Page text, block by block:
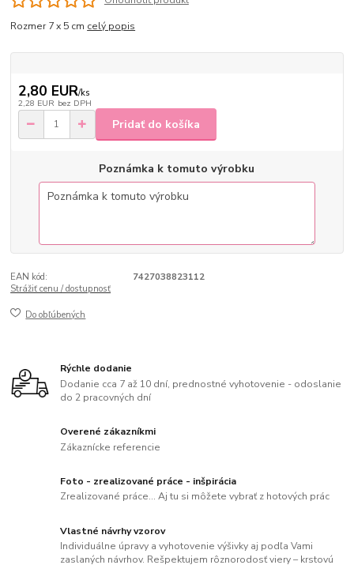
Rozmer 7 x 5 cm celý popis
2,80 EUR/ks
2,28 EUR bez DPH
Pridať do košíka
Poznámka k tomuto výrobku
EAN kód:
7427038823112
Strážiť cenu / dostupnosť
Do obľúbených
Rýchle dodanie
Dodanie cca 7 až 10 dní, prednostné vyhotovenie - odoslanie
do 2 pracovných dní
Overené zákazníkmi
Zákaznícke referencie
Foto - zrealizované práce - inšpirácia
Zrealizované práce... Aj tu si môžete vybrať z hotových prác
Vlastné návrhy vzorov
Individuálne úpravy a vyhotovenie výšivky aj podľa Vami
zaslaných návrhov. Rešpektujem rôznorodosť viery – krstovú